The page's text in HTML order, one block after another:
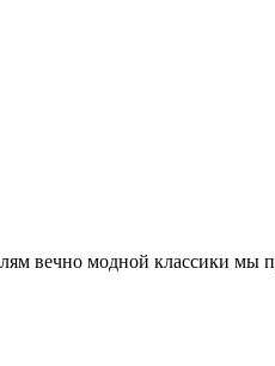
вечно модной классики мы